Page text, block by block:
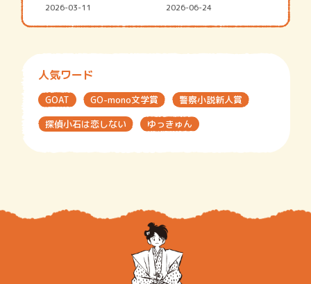
2026-03-11 2026-06-24
人気ワード
GOAT GO-mono文学賞
警察小説新人賞
探偵小石は恋しない
ゆっきゅん